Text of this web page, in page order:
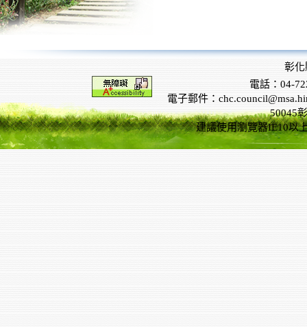
彰化
電話：04-
電子郵件：
50045
建議使用瀏覽器IE10以